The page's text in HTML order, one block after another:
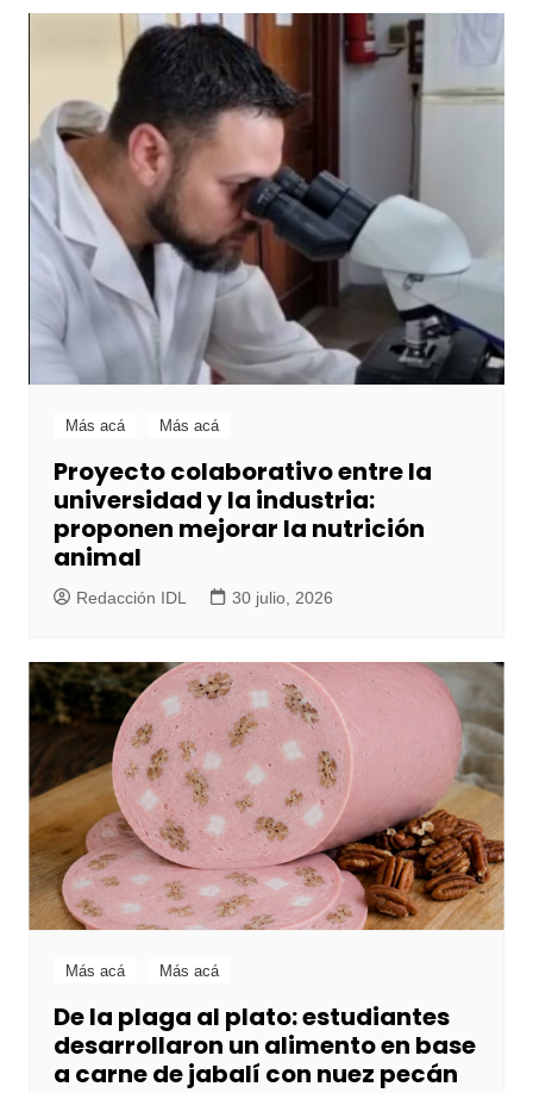
Más acá Más acá
Proyecto colaborativo entre la
universidad y la industria:
proponen mejorar la nutrición
animal
Redacción IDL 30 julio, 2026
Más acá Más acá
De la plaga al plato: estudiantes
desarrollaron un alimento en base
a carne de jabalí con nuez pecán